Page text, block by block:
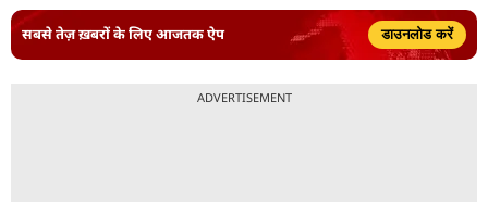
सबसे तेज़ ख़बरों के लिए आजतक ऐप डाउनलोड करें
ADVERTISEMENT